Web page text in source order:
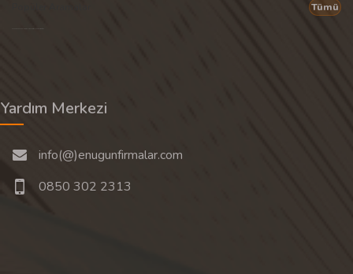
Tümü
Yardım Merkezi
info(@)enugunfirmalar.com
0850 302 2313